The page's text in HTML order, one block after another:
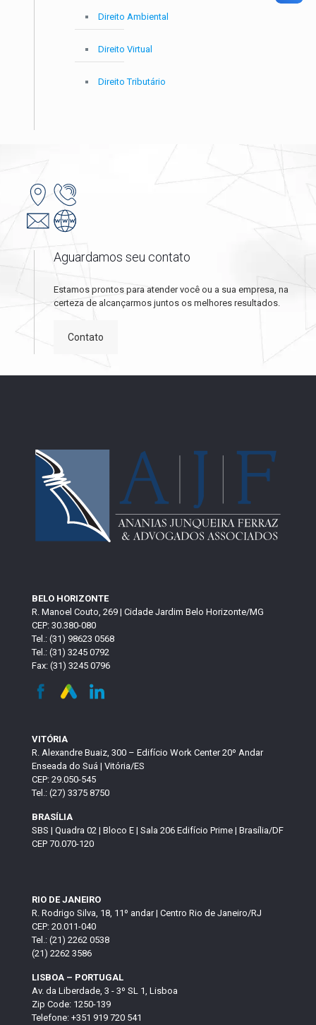
Direito Ambiental
Direito Virtual
Direito Tributário
Aguardamos seu contato
Estamos prontos para atender você ou a sua empresa, na
certeza de alcançarmos juntos os melhores resultados.
Contato
BELO HORIZONTE
R. Manoel Couto, 269 | Cidade Jardim Belo Horizonte/MG
CEP: 30.380-080
Tel.: (31) 98623 0568
Tel.: (31) 3245 0792
Fax: (31) 3245 0796
VITÓRIA
R. Alexandre Buaiz, 300 – Edifício Work Center 20º Andar
Enseada do Suá | Vitória/ES
CEP: 29.050-545
Tel.: (27) 3375 8750
BRASÍLIA
SBS | Quadra 02 | Bloco E | Sala 206 Edifício Prime | Brasília/DF
CEP 70.070-120
RIO DE JANEIRO
R. Rodrigo Silva, 18, 11º andar | Centro Rio de Janeiro/RJ
CEP: 20.011-040
Tel.: (21) 2262 0538
(21) 2262 3586
LISBOA – PORTUGAL
Av. da Liberdade, 3 - 3º SL 1, Lisboa
Zip Code: 1250-139
Telefone: +351 919 720 541